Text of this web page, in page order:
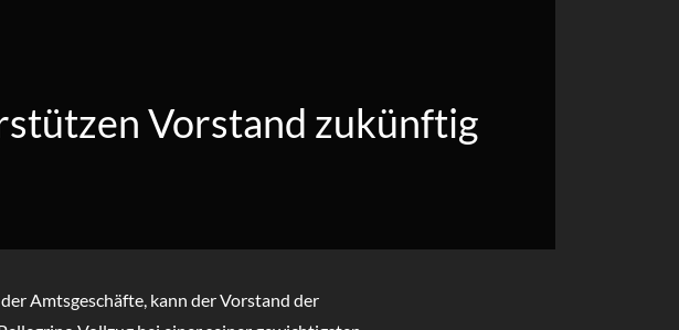
Vorstand zukünftig
Amtsgeschäfte, kann der Vorstand der